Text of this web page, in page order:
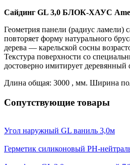
Сайдинг GL 3,0 БЛОК-ХАУС
Геометрия панели (радиус ламели)
повторяет форму натурального
дерева — карельской сосны
Текстура поверхности со
достоверно имитирует деревянный
Длина общая: 3000 , мм. Ширина
Сопутствующие товары
Угол наружный GL ваниль 3,0м
Герметик силиконовый PH-